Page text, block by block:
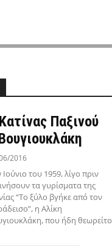
Παξινού
2016
Ιούνιο του 1959, λίγο πριν
τα γυρίσματα της
“Το ξύλο βγήκε από τον
η Αλίκη
που ήδη θεωρείτο